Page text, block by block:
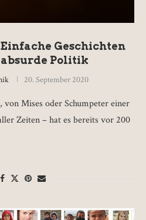
Geschichten
Politik
20. September 2020
Mises oder Schumpeter einer
Zeiten – hat es bereits vor 200